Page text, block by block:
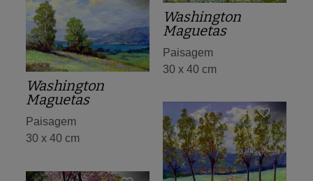
Washington
Maguetas
Paisagem
30 x 40 cm
Washington
Maguetas
Paisagem
30 x 40 cm